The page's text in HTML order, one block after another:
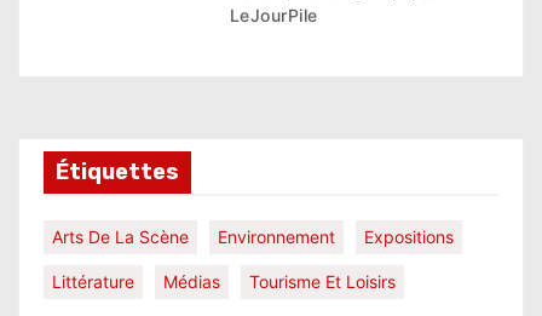
LeJourPile
Étiquettes
Arts De La Scène Environnement Expositions
Littérature Médias Tourisme Et Loisirs